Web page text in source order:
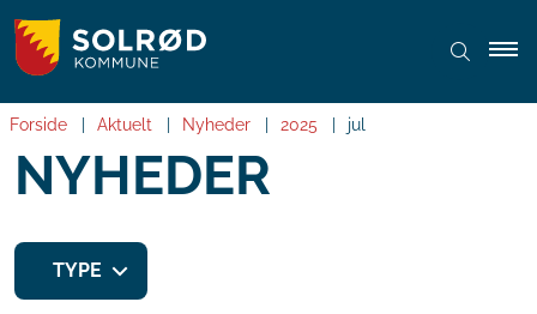
Forside Aktuelt Nyheder 2025 jul
NYHEDER
TYPE